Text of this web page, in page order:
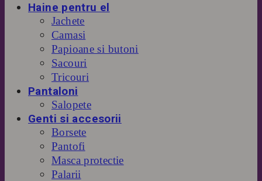
Haine pentru el
Jachete
Camasi
Papioane si butoni
Sacouri
Tricouri
Pantaloni
Salopete
Genti si accesorii
Borsete
Pantofi
Masca protectie
Palarii